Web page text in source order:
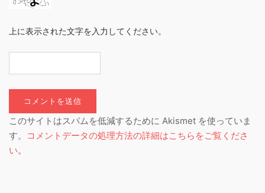
上に表示された文字を入力してください。
このサイトはスパムを低減するために Akismet を使っていま
す。
コメントデータの処理方法の詳細はこちらをご覧くださ
い。